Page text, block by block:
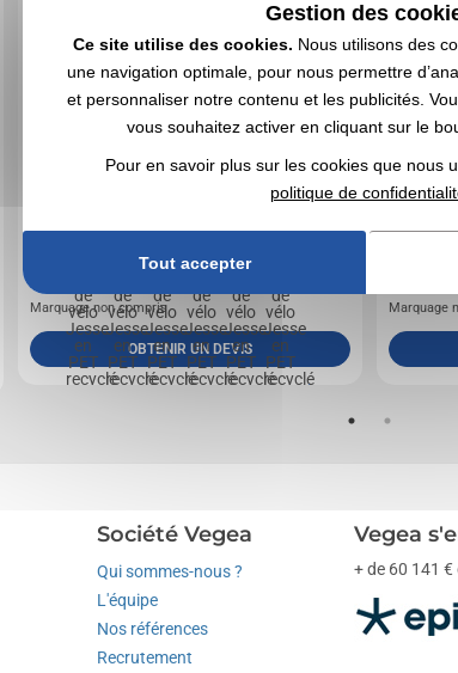
0,70€ HT
Marquage non compris
OBTENIR UN DEVIS
cyclistes.
Marquage
Société Vegea
Qui sommes-nous ?
L'équipe
Nos références
Recrutement
Vegea
+ de 60 141 €
Gestion des
Ce site utilise des cookies. Nous utilisons des
une navigation optimale, pour nous permettre
et personnaliser notre contenu et les publicités.
vous souhaitez activer en cliquant sur le
Pour en savoir plus sur les cookies que nous
politique de
Tout accepter